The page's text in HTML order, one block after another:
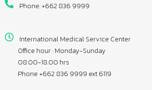
Phone: +662 836 9999
International Medical Service Center
Office hour : Monday-Sunday
08.00-18.00 hrs
Phone +662 836 9999 ext 6119